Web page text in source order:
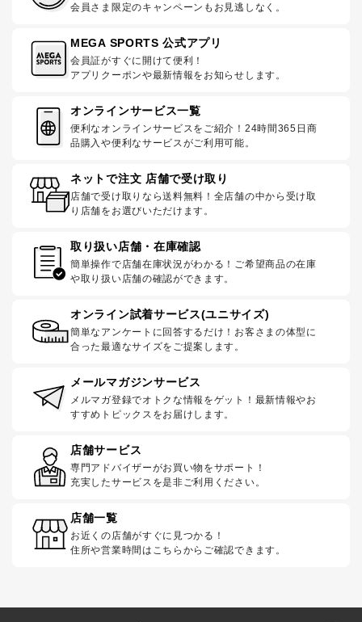
会員さま限定のキャンペーンもお見逃しなく。
MEGA SPORTS 公式アプリ
会員証がすぐに開けて便利！
アプリクーポンや最新情報をお知らせします。
オンラインサービス一覧
便利なオンラインサービスをご紹介！24時間365日商
品購入や便利なサービスがご利用可能。
ネットで注文 店舗で受け取り
店舗で受け取りなら送料無料！全店舗の中から受け取
り店舗をお選びいただけます。
取り扱い店舗・在庫確認
簡単操作で店舗在庫状況がわかる！ご希望商品の在庫
や取り扱い店舗の確認ができます。
オンライン試着サービス(ユニサイズ)
簡単なアンケートに回答するだけ！お客さまの体型に
合った最適なサイズをご提案します。
メールマガジンサービス
メルマガ登録でオトクな情報をゲット！最新情報やお
すすめトピックスをお届けします。
店舗サービス
専門アドバイザーがお買い物をサポート！
充実したサービスを是非ご利用ください。
店舗一覧
お近くの店舗がすぐに見つかる！
住所や営業時間はこちらからご確認できます。